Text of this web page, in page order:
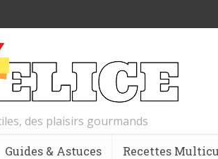
des plaisirs gourmands
Guides & Astuces Recettes